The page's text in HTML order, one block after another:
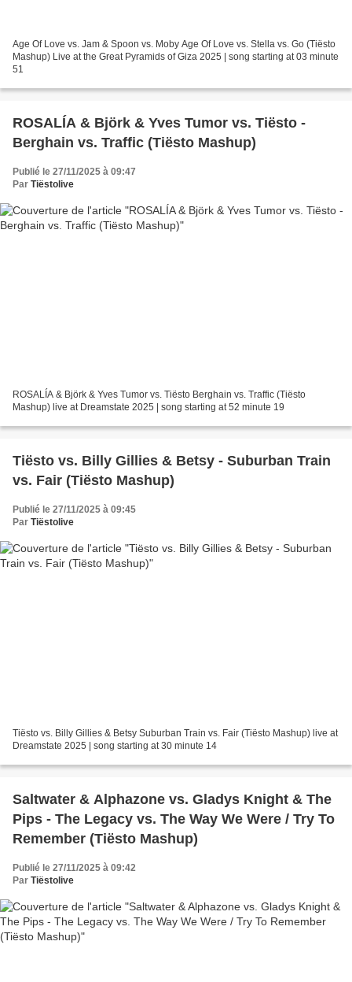
Age Of Love vs. Jam & Spoon vs. Moby Age Of Love vs. Stella vs. Go (Tiësto
Mashup) Live at the Great Pyramids of Giza 2025 | song starting at 03 minute
51
ROSALÍA & Björk & Yves Tumor vs. Tiësto -
Berghain vs. Traffic (Tiësto Mashup)
Publié le 27/11/2025 à 09:47
Par Tiëstolive
ROSALÍA & Björk & Yves Tumor vs. Tiësto Berghain vs. Traffic (Tiësto
Mashup) live at Dreamstate 2025 | song starting at 52 minute 19
Tiësto vs. Billy Gillies & Betsy - Suburban Train
vs. Fair (Tiësto Mashup)
Publié le 27/11/2025 à 09:45
Par Tiëstolive
Tiësto vs. Billy Gillies & Betsy Suburban Train vs. Fair (Tiësto Mashup) live at
Dreamstate 2025 | song starting at 30 minute 14
Saltwater & Alphazone vs. Gladys Knight & The
Pips - The Legacy vs. The Way We Were / Try To
Remember (Tiësto Mashup)
Publié le 27/11/2025 à 09:42
Par Tiëstolive